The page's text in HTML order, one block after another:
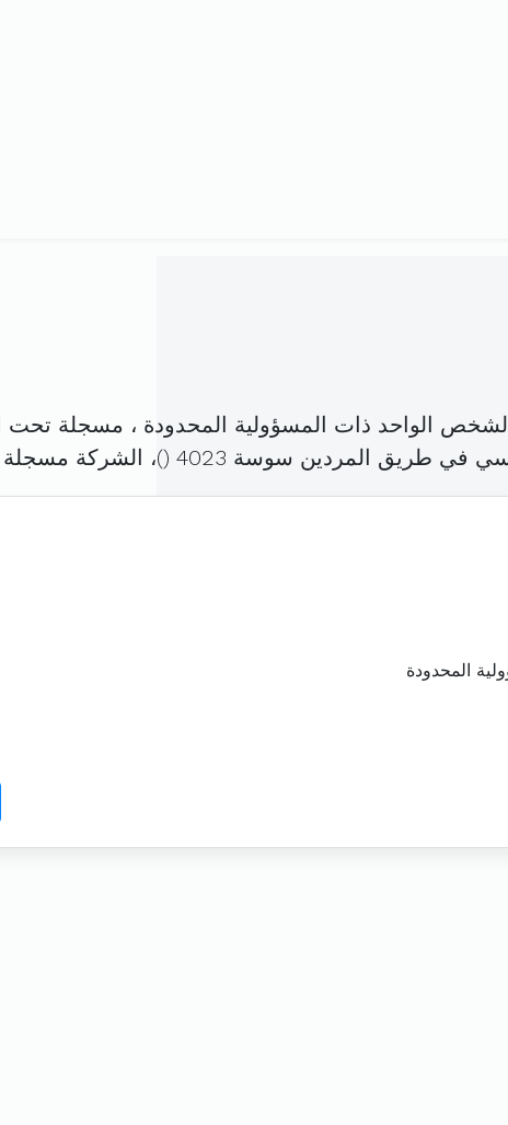
الواحد ذات المسؤولية المحدودة ، مسجلة تحت
في طريق المردين سوسة 4023 ( )، الشركة
المحدودة